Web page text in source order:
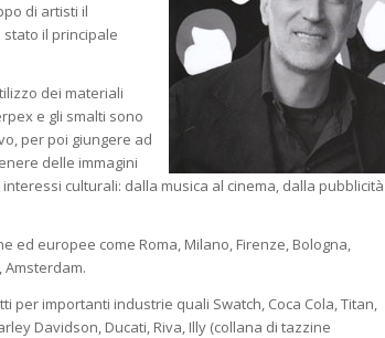
di artisti il
stato il principale
dei materiali
e gli smalti sono
per poi giungere ad
delle immagini
culturali: dalla musica al cinema, dalla pubblicità
ed europee come Roma, Milano, Firenze, Bologna,
Amsterdam.
per importanti industrie quali Swatch, Coca Cola, Titan,
Davidson, Ducati, Riva, Illy (collana di tazzine